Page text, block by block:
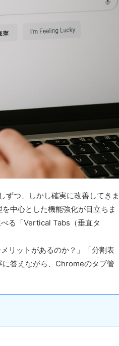
つ、しかし確実に改善してきま
中心とした機能強化が目立ちま
る「Vertical Tabs（垂直タ
リットがあるのか？」「分割表
答えながら、Chromeのタブ管